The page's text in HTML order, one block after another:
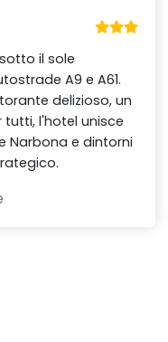
il sole
A9 e A61.
delizioso, un
l'hotel unisce
Narbona e dintorni